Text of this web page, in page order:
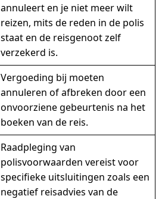
annuleert en je niet meer wilt
reizen, mits de reden in de polis
staat en de reisgenoot zelf
verzekerd is.
Vergoeding bij moeten
annuleren of afbreken door een
onvoorziene gebeurtenis na het
boeken van de reis.
Raadpleging van
polisvoorwaarden vereist voor
specifieke uitsluitingen zoals een
negatief reisadvies van de